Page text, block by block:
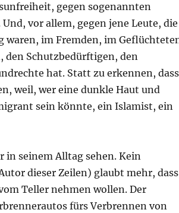
gegen sogenannten
vor allem, gegen jene Leute, die
waren, im Fremden, im
den Schutzbedürftigen, den
hat. Statt zu erkennen, dass
weil, wer eine dunkle Haut und
sein könnte, ein Islamist, ein
in seinem Alltag sehen. Kein
dieser Zeilen) glaubt mehr, dass
Teller nehmen wollen. Der
fürs Verbrennen von